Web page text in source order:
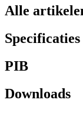
Alle
Specificaties
PIB
Downloads